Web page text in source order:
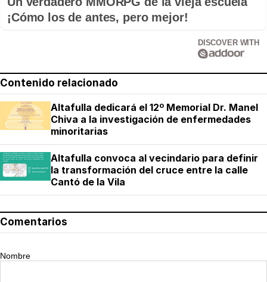
¡Cómo los de antes, pero mejor!
DISCOVER WITH
Contenido relacionado
Altafulla dedicará el 12º Memorial Dr. Manel
Chiva a la investigación de enfermedades
minoritarias
Altafulla convoca al vecindario para definir
la transformación del cruce entre la calle
Cantó de la Vila
Comentarios
Nombre